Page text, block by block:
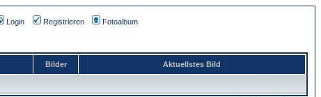
Login Registrieren Fotoalbum
Bilder Aktuellstes Bild